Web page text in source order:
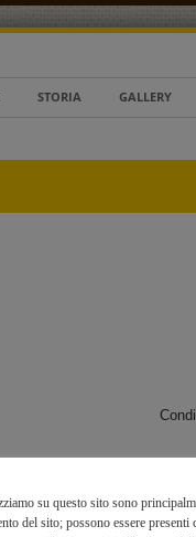
STORIA GALLERY
su questo sito sono
del sito; possono essere presenti